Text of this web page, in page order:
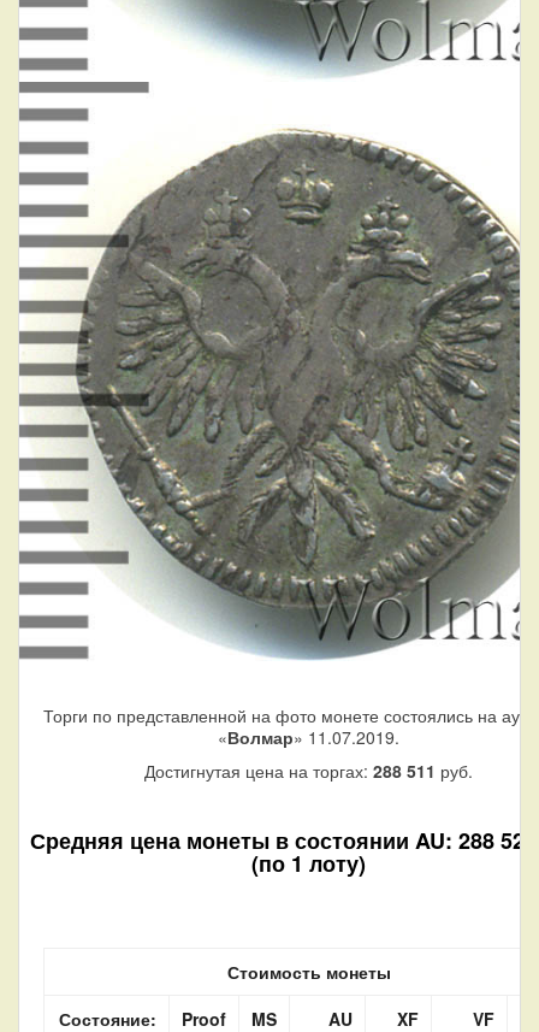
Торги по представленной на фото монете состоялись на
«Волмар» 11.07.2019.
Достигнутая цена на торгах: 288 511 руб.
Средняя цена монеты в состоянии AU: 288
(по 1 лоту)
Стоимость монеты
Состояние:
Proof MS AU XF
VF